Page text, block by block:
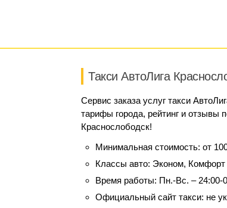
Такси АвтоЛига
Сервис заказа услуг такси
тарифы города, рейтинг и отзывы
Краснослободск!
Минимальная стоимость: от
Классы авто: Эконом, Комфорт
Время работы: Пн.-Вс. – 24:00-
Официальный сайт такси: не